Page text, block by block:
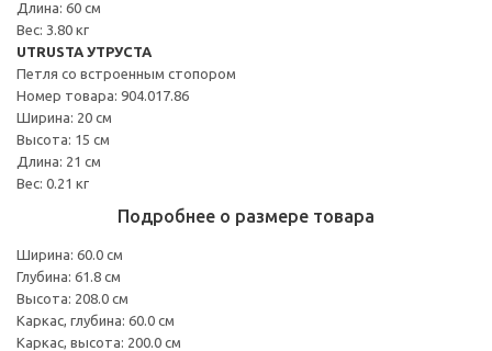
Длина: 60 см
Вес: 3.80 кг
UTRUSTA УТРУСТА
Петля со встроенным стопором
Номер товара: 904.017.86
Ширина: 20 см
Высота: 15 см
Длина: 21 см
Вес: 0.21 кг
Подробнее о размере товара
Ширина: 60.0 см
Глубина: 61.8 см
Высота: 208.0 см
Каркас, глубина: 60.0 см
Каркас, высота: 200.0 см